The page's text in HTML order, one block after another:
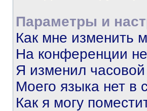
Параметры и
Как мне изменить
На конференции
Я изменил
Моего языка нет в
Как я могу